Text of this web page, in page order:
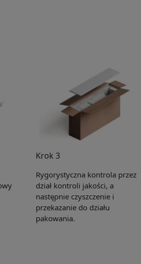
Krok 3
Rygorystyczna kontrola przez
dział kontroli jakości, a
następnie czyszczenie i
przekazanie do działu
pakowania.
Catalogue